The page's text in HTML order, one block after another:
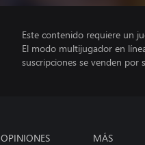
Este contenido requiere un
El modo multijugador en
suscripciones se venden por
OPINIONES MÁS